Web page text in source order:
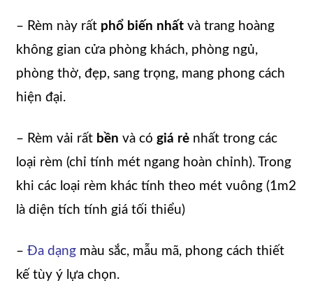
– Rèm này rất phổ biến nhất và trang hoàng
không gian cửa phòng khách, phòng ngủ,
phòng thờ, đẹp, sang trọng, mang phong cách
hiện đại.
– Rèm vải rất bền và có giá rẻ nhất trong các
loại rèm (chỉ tính mét ngang hoàn chỉnh). Trong
khi các loại rèm khác tính theo mét vuông (1m2
là diện tích tính giá tối thiểu)
– Đa dạng màu sắc, mẫu mã, phong cách thiết
kế tùy ý lựa chọn.